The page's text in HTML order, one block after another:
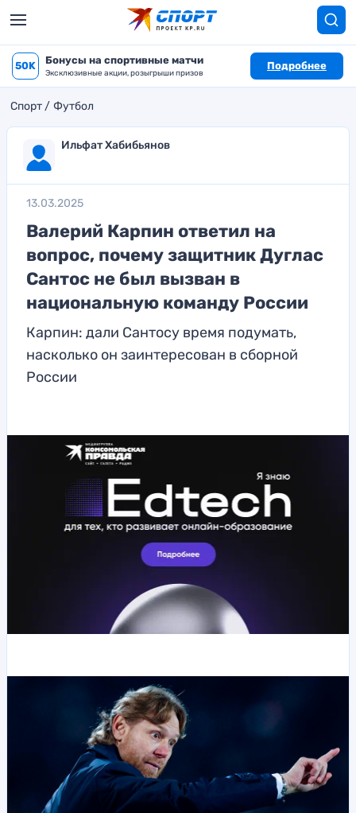
50K Бонусы на спортивные матчи
Эксклюзивные акции, розыгрыши призов
Подробнее
Спорт Футбол
Ильфат Хабибьянов
13.03.2025
Валерий Карпин ответил на
вопрос, почему защитник Дуглас
Сантос не был вызван в
национальную команду России
Карпин: дали Сантосу время подумать,
насколько он заинтересован в сборной
России